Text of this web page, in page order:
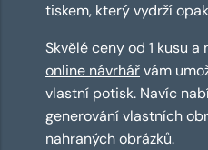
tiskem, který vydrží
Skvělé ceny od 1 kusu
online návrhářvám
vlastní potisk. Navíc
generování vlastních
nahraných obrázků.